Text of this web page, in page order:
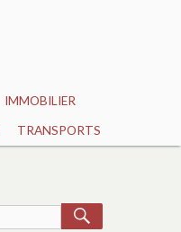
IMMOBILIER
TRANSPORTS